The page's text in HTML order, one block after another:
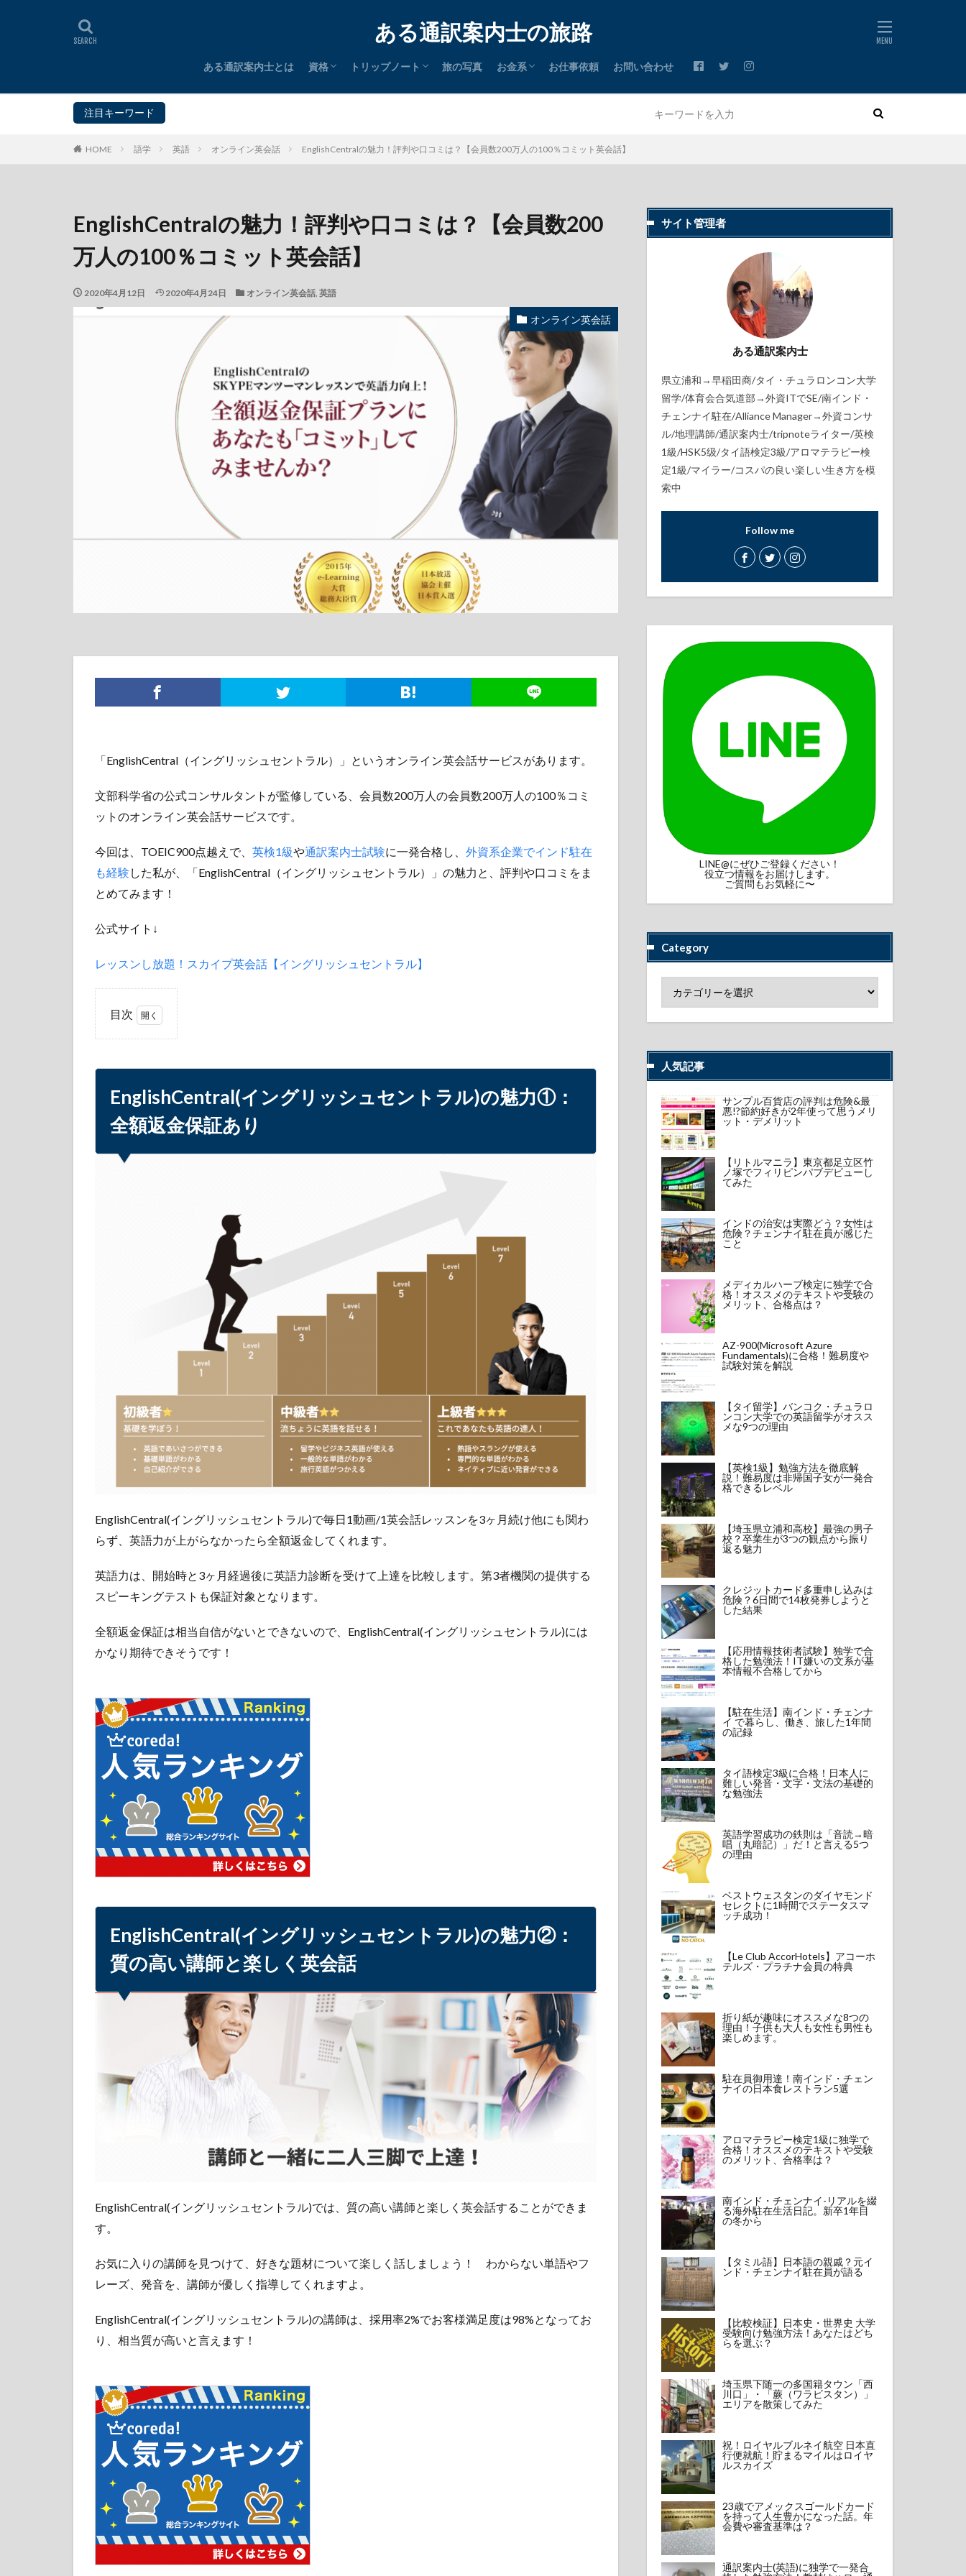
ある通訳案内士の旅路
ある通訳案内士とは 資格
通訳案内士
英検
HSK
タイ語検定
簿記
FP
証券外務員
統計検定
IPA
Microsoft
アロマテラピー
メディカルハーブ
トリップノート
日本
中国
東南アジア
南アジア
中東
北米
南米
その他
旅の写真 お金系
節税
クレジットカード
ポイントサイト
マイル
ステータスマッチ
お仕事依頼 お問い合わせ
注目キーワード
HOME 語学 英語 オンライン英会話 EnglishCentralの魅力！評判や口コミは？【会員数200万人の100％コミット英会話】
EnglishCentralの魅力！評判や口コミは？【会員数200
万人の100％コミット英会話】
2020年4月12日 2020年4月24日 オンライン英会話, 英語
オンライン英会話
「EnglishCentral（イングリッシュセントラル）」というオンライン英会話サービスがあります。
文部科学省の公式コンサルタントが監修している、会員数200万人の会員数200万人の100％コミ
ットのオンライン英会話サービスです。
今回は、TOEIC900点越えで、 英検1級や通訳案内士試験に一発合格し、 外資系企業でインド駐在
も経験 した私が、「EnglishCentral（イングリッシュセントラル）」の魅力と、評判や口コミをま
とめてみます！
公式サイト↓
レッスンし放題！スカイプ英会話【イングリッシュセントラル】
目次
ングリッシュセ
①：全額返金保
2
EnglishCentral(イ
ングリッシュセ
ントラル)の魅力
④：あなたの苦
手を診断！即レ
ポート！
5
ングリッシュセ
ントラル)の魅力
⑤：世界が認め
の「上達の仕組
み」
多聴
多読
学習
5.3
発音
矯正
シス
テム
5.4
上達
が見
5.5
学習
目的
のコ
EnglishCentral(イ
ングリッシュセ
ントラル)の魅力
⑥：今なら無料
ントラル)を多数
導入
8
EnglishCentral(イ
ングリッシュセ
ミや評判
り
に
10
参考-
その
他の
ビジ
ネス
向け
オン
EnglishCentral(イングリッシュセントラル)の魅力①：
全額返金保証あり
EnglishCentral(イングリッシュセントラル)で毎日1動画/1英会話レッスンを3ヶ月続け他にも関わ
らず、英語力が上がらなかったら全額返金してくれます。
英語力は、開始時と3ヶ月経過後に英語力診断を受けて上達を比較します。第3者機関の提供する
スピーキングテストも保証対象となります。
全額返金保証は相当自信がないとできないので、EnglishCentral(イングリッシュセントラル)には
かなり期待できそうです！
EnglishCentral(イングリッシュセントラル)の魅力②：
質の高い講師と楽しく英会話
EnglishCentral(イングリッシュセントラル)では、質の高い講師と楽しく英会話することができま
す。
お気に入りの講師を見つけて、好きな題材について楽しく話しましょう！ わからない単語やフ
レーズ、発音を、講師が優しく指導してくれますよ。
EnglishCentral(イングリッシュセントラル)の講師は、採用率2%でお客様満足度は98%となってお
り、相当質が高いと言えます！
サイト管理者
ある通訳案内士
県立浦和→早稲田商/タイ・チュラロンコン大学
留学/体育会合気道部→外資ITでSE/南インド・
チェンナイ駐在/Alliance Manager→外資コンサ
ル/地理講師/通訳案内士/tripnoteライター/英検
1級/HSK5级/タイ語検定3級/アロマテラピー検
定1級/マイラー/コスパの良い楽しい生き方を模
索中
Follow me
LINE@にぜひご登録ください！
役立つ情報をお届けします。
ご質問もお気軽に〜
Category
人気記事
サンプル百貨店の評判は危険&最
悪!?節約好きが2年使って思うメリ
ット・デメリット
【リトルマニラ】東京都足立区竹
ノ塚でフィリピンパブデビューし
てみた
インドの治安は実際どう？女性は
危険？チェンナイ駐在員が感じた
こと
メディカルハーブ検定に独学で合
格！オススメのテキストや受験の
メリット、合格点は？
AZ-900(Microsoft Azure
Fundamentals)に合格！難易度や
試験対策を解説
【タイ留学】バンコク・チュラロ
ンコン大学での英語留学がオスス
メな9つの理由
【英検1級】勉強方法を徹底解
説！難易度は非帰国子女が一発合
格できるレベル
【埼玉県立浦和高校】最強の男子
校？卒業生が3つの観点から振り
返る魅力
クレジットカード多重申し込みは
危険？6日間で14枚発券しようと
した結果
【応用情報技術者試験】独学で合
格した勉強法！IT嫌いの文系が基
本情報不合格してから
【駐在生活】南インド・チェンナ
イ で暮らし、働き、旅した1年間
の記録
タイ語検定3級に合格！日本人に
難しい発音・文字・文法の基礎的
な勉強法
英語学習成功の鉄則は「音読→暗
唱（丸暗記）」だ！と言える5つ
の理由
ベストウェスタンのダイヤモンド
セレクトに1時間でステータスマ
ッチ成功！
【Le Club AccorHotels】アコーホ
テルズ・プラチナ会員の特典
折り紙が趣味にオススメな8つの
理由！子供も大人も女性も男性も
楽しめます。
駐在員御用達！南インド・チェン
ナイの日本食レストラン5選
アロマテラピー検定1級に独学で
合格！オススメのテキストや受験
のメリット、合格率は？
南インド・チェンナイ-リアルを綴
る海外駐在生活日記。新卒1年目
の冬から
【タミル語】日本語の親戚？元イ
ンド・チェンナイ駐在員が語る
【比較検証】日本史・世界史 大学
受験向け勉強方法！あなたはどち
らを選ぶ？
埼玉県下随一の多国籍タウン「西
川口」・「蕨（ワラビスタン）」
エリアを散策してみた
祝！ロイヤルブルネイ航空 日本直
行便就航！貯まるマイルはロイヤ
ルスカイズ
23歳でアメックスゴールドカード
を持って人生豊かになった話。年
会費や審査基準は？
通訳案内士(英語)に独学で一発合